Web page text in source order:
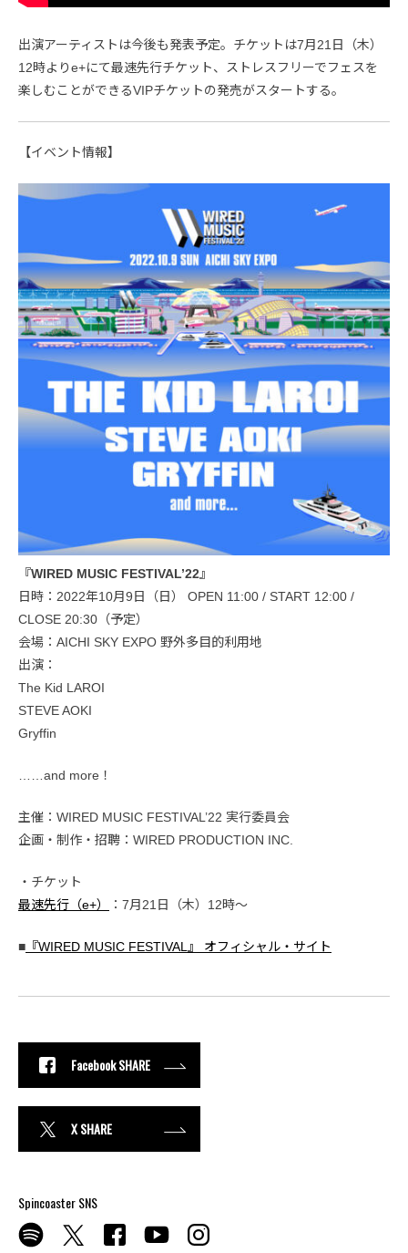
出演アーティストは今後も発表予定。チケットは7月21日（木）
12時よりe+にて最速先行チケット、ストレスフリーでフェスを
楽しむことができるVIPチケットの発売がスタートする。
【イベント情報】
『WIRED MUSIC FESTIVAL’22』
日時：2022年10月9日（日） OPEN 11:00 / START 12:00 /
CLOSE 20:30（予定）
会場：AICHI SKY EXPO 野外多目的利用地
出演：
The Kid LAROI
STEVE AOKI
Gryffin
……and more！
主催：WIRED MUSIC FESTIVAL’22 実行委員会
企画・制作・招聘：WIRED PRODUCTION INC.
・チケット
最速先行（e+）
：7月21日（木）12時〜
■ 『WIRED MUSIC FESTIVAL』 オフィシャル・サイト
Facebook SHARE
X SHARE
Spincoaster SNS